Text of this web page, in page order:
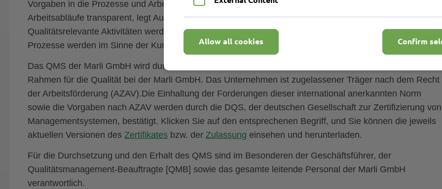
Vorgaben in die Prozesse und Arbeitsabläufe einzubinden und umzusetzen. Das
Arbeitsabläufe transparent, legt Aufgaben sowie Verantwortungen fest und ordnet diese zu.
Qualitätsrelevante Aktivitäten werden dokumentiert, das Personal wird unterstützt und angeleitet,
Prozesse werden im Sinne der Kundenanforderungen überwacht.
Das QMS der Marli GmbH wird durch die Norm
Rahmen für die Qualität bei der Marli GmbH. Das Unternehmen ist zugelassener Träger nach dem Recht
der Arbeitsförderung (AZAV).Die Einhaltung der Forderungen dieser international anerkannten Norm
sowie die Vorgaben nachAZAV werden durch die DQS, der deutschen Gesellschaft zur Zertifizierung von
Managementsystemen, bestätigt. Klicken Sie auf den entsprechenen Begriff, und Sie können die jeweils
aktuellen Versionen des Zertifikates bzw. der Zulassung einsehen und herunterladen.
Für die Durchsetzung und den Erhalt des QMS sind im Besonderen der Geschäftsführer, der
Qualitätsmanagement-Beauftragte [QMB] sowie das gesamte leitende Personal der Marli GmbH
verantwortlich.
Allow all cookies Confirm